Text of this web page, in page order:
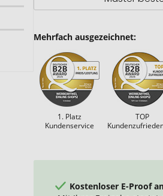
Mehrfach ausgezeichnet:
1. Platz
Kundenservice
TOP
Kostenloser E-Proof